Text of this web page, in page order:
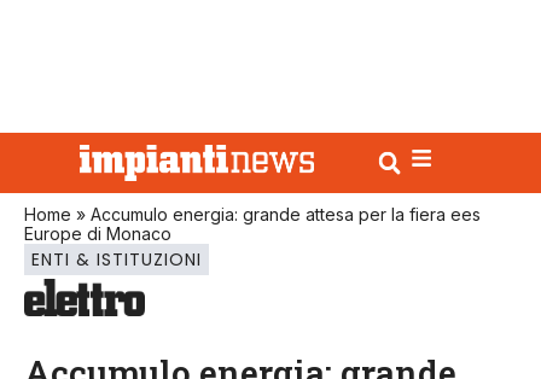
Home » Accumulo energia: grande attesa per la fiera ees
Europe di Monaco
ENTI & ISTITUZIONI